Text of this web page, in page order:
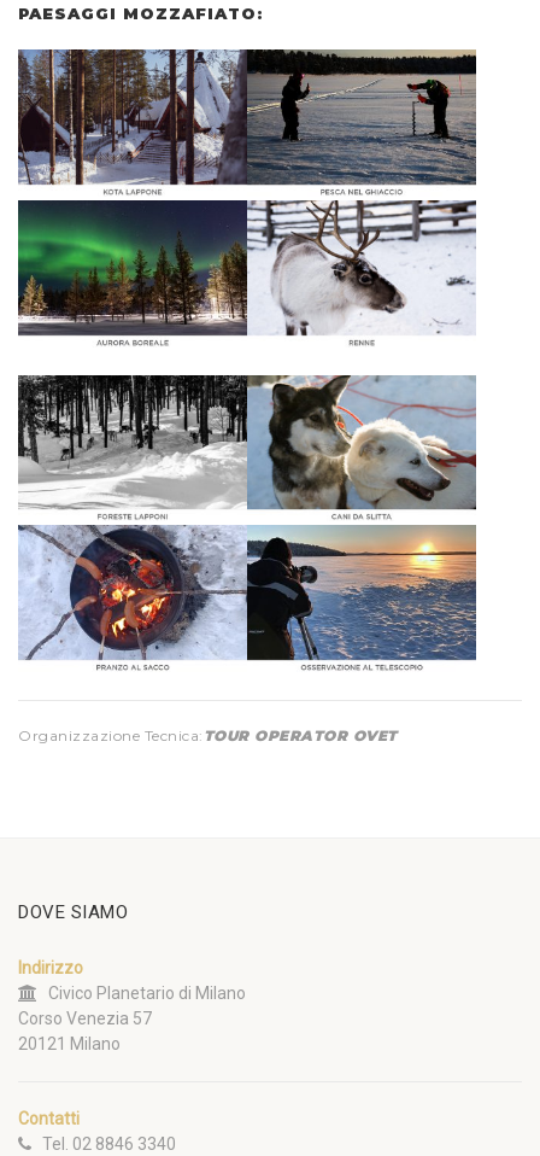
PAESAGGI MOZZAFIATO:
Organizzazione Tecnica: TOUR OPERATOR OVET
DOVE SIAMO
Indirizzo
Civico Planetario di Milano
Corso Venezia 57
20121 Milano
Contatti
Tel. 02 8846 3340